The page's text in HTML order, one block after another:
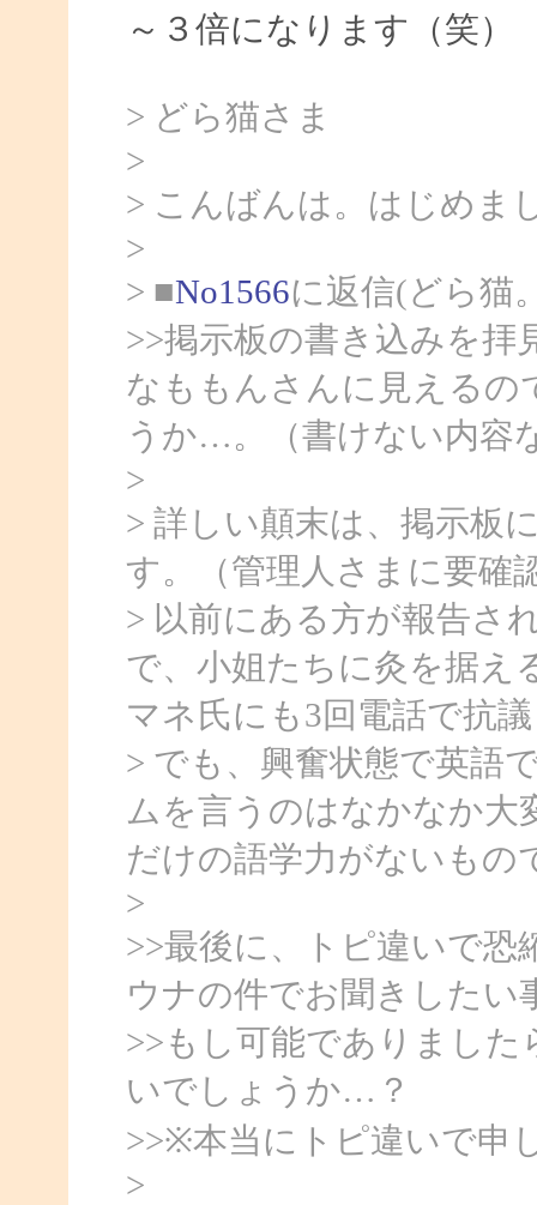
～３倍になります（笑）
> どら猫さま
>
> こんばんは。はじめま
>
> ■No1566に返信(どら猫
>>掲示板の書き込みを拝
なももんさんに見える
うか…。（書けない内容
>
> 詳しい顛末は、掲示板
す。（管理人さまに要確
> 以前にある方が報告さ
で、小姐たちに灸を据え
マネ氏にも3回電話で抗
> でも、興奮状態で英語
ムを言うのはなかなか大
だけの語学力がないもの
>
>>最後に、トピ違いで
ウナの件でお聞きしたい
>>もし可能でありまし
いでしょうか…？
>>※本当にトピ違いで申
>